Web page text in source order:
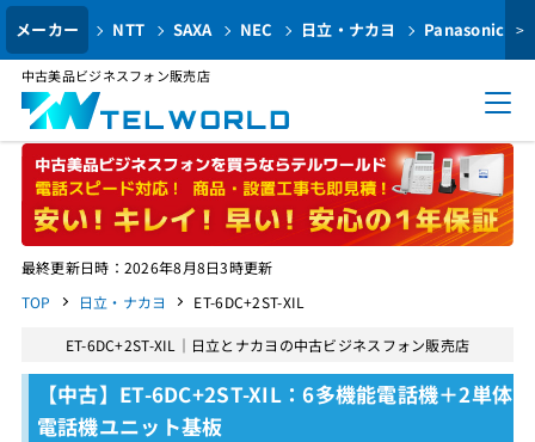
メーカー NTT SAXA NEC 日立・ナカヨ Panasonic >
中古美品ビジネスフォン販売店
最終更新日時：2026年8月8日3時更新
TOP
日立・ナカヨ ET-6DC+2ST-XIL
ET-6DC+2ST-XIL｜日立とナカヨの中古ビジネスフォン販売店
【中古】ET-6DC+2ST-XIL：6多機能電話機＋2単体
電話機ユニット基板